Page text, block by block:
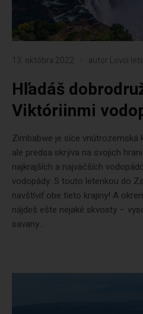
13. októbra 2022 autor Lovci
Hľadáš
Viktóriinmi
Zimbabwe je síce vnútrozemská
ale predsa skrýva na svojich
najkrajších a najväčších
vodopády. S touto letenkou do
navštíviť obe tieto krajiny! A
nájdeš ešte nejaké skvosty –
savany...